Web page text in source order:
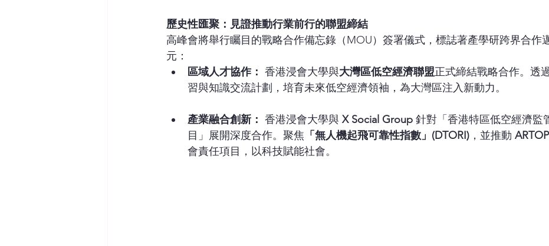
歷史性匯聚：見證推動行業前行的聯盟締結
高峰會將舉行矚目的戰略合作備忘錄（MOU）簽署儀式，標誌著產學研跨界合作
元：
區域人才協作： 香港浸會大學與大灣區低空經濟聯盟正式締結戰略合作。透
習與知識交流計劃，培育未來低空經濟領袖，為大灣區注入新動力。
產業融合創新： 香港浸會大學與 X Social Group 針對「香港特區低空經濟監
目」展開深度合作。聚焦 「無人機起飛可靠性指數」(DTORI) ，並推動
會責任項目，以科技賦能社會。